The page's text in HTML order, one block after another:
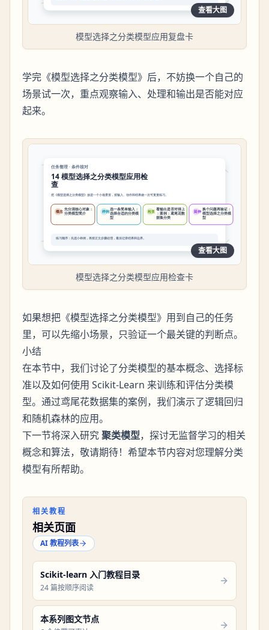
查看大图
模型选择之分类模型应用复盘卡
学完《模型选择之分类模型》后，不妨换一个自己的
场景试一次，重点观察输入、处理和输出是否能对应
起来。
查看大图
模型选择之分类模型应用检查卡
如果想把《模型选择之分类模型》用到自己的任务
里，可以先缩小场景，只验证一个最关键的判断点。
小结
在本节中，我们讨论了分类模型的基本概念、选择标
准以及如何使用 Scikit-Learn 来训练和评估分类模
型。通过鸢尾花数据集的案例，我们演示了逻辑回归
和随机森林的应用。
下一节将深入研究聚类模型，探讨无监督学习的相关
概念和算法，敬请期待！希望本节内容对您理解分类
模型有所帮助。
相关教程
相关页面
AI 教程列表
Scikit-learn 入门教程目录
24 篇按顺序阅读
本系列图文节点